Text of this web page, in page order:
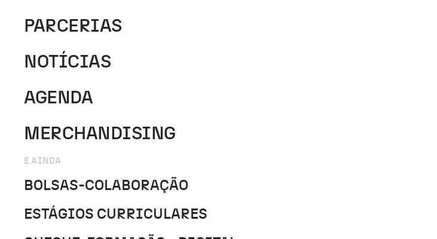
PARCERIAS
NOTÍCIAS
AGENDA
MERCHANDISING
E AINDA
BOLSAS-COLABORAÇÃO
ESTÁGIOS CURRICULARES